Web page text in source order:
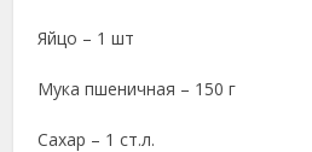
Яйцо – 1 шт
Мука пшеничная – 150 г
Сахар – 1 ст.л.